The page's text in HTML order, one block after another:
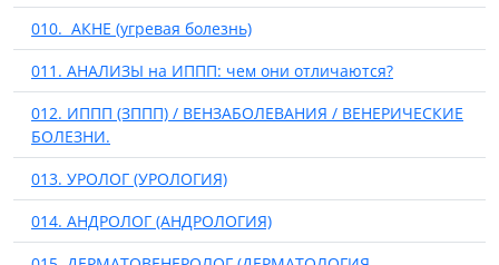
010. АКНЕ (угревая болезнь)
011. АНАЛИЗЫ на ИППП: чем они отличаются?
012. ИППП (ЗППП) / ВЕНЗАБОЛЕВАНИЯ / ВЕНЕРИЧЕСКИЕ
БОЛЕЗНИ.
013. УРОЛОГ (УРОЛОГИЯ)
014. АНДРОЛОГ (АНДРОЛОГИЯ)